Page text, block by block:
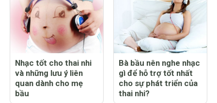
Nhạc tốt cho thai nhi
và những lưu ý liên
quan dành cho mẹ
bầu
Bà bầu nên nghe nhạc
gì để hỗ trợ tốt nhất
cho sự phát triển của
thai nhi?